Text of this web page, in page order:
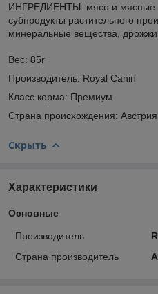
ИНГРЕДИЕНТЫ: мясо и мясные
субпродукты растительного
минеральные вещества, дрожжи,
Вес: 85г
Производитель: Royal Canin
Класс корма: Премиум
Страна происхождения: Австрия
Скрыть
Характеристики
Основные
Производитель
Страна производитель